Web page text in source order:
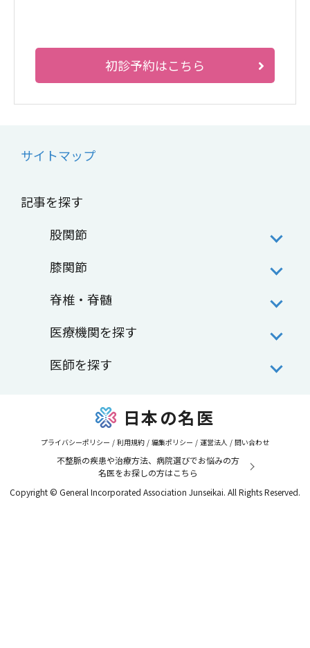
初診予約はこちら
サイトマップ
記事を探す
股関節
膝関節
脊椎・脊髄
医療機関を探す
医師を探す
日本の名医
プライバシーポリシー / 利用規約 / 編集ポリシー / 運営法人 / 問い合わせ
不整脈の疾患や治療方法、病院選びでお悩みの方
名医をお探しの方はこちら
Copyright © General Incorporated Association Junseikai. All Rights Reserved.